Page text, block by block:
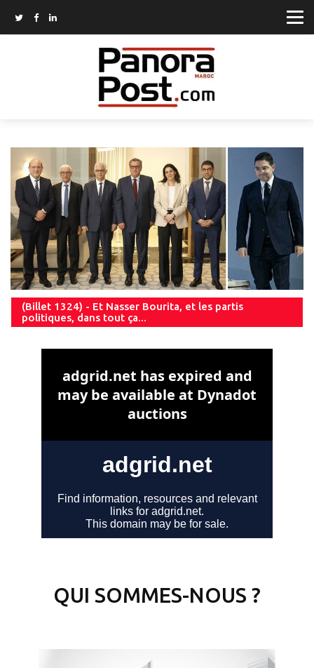
(Billet 1324) - Et Nasser Bourita, et les partis
politiques, dans tout ça...
QUI SOMMES-NOUS ?